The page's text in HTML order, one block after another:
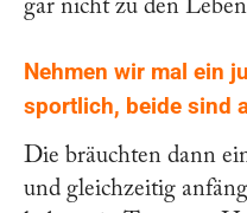
gar nicht zu den
Nehmen wir mal ein
sportlich, beide sind
Die bräuchten dann
und gleichzeitig